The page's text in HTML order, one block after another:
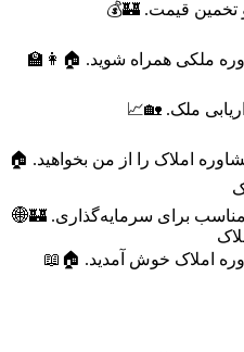
تخمین قیمت. 🏰💰
ملکی همراه شوید. 🏠👩‍🏫
ملک. 🏡📈
املاک را از من بخواهید. 🏠
برای سرمایه‌گذاری. 🏰🌐
املاک خوش آمدید. 🏠📖